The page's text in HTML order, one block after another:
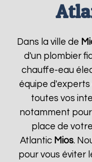
Dans la ville de
d'un plombier
chauffe-eau
équipe d'experts
toutes vos
notamment
place de
Atlantic Mios.
pour vous éviter